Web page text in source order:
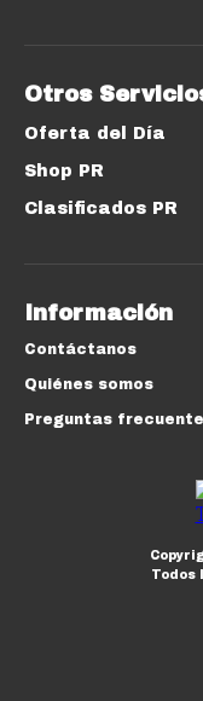
Otros
Oferta del Día
Shop PR
Clasificados PR
Información
Contáctanos
Quiénes somos
Preguntas
Todos